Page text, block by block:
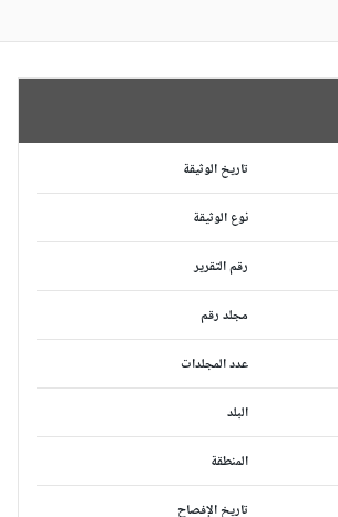
تاريخ الوثيقة
نوع الوثيقة
رقم التقرير
مجلد رقم
عدد المجلدات
البلد
المنطقة
تاريخ الإفصاح